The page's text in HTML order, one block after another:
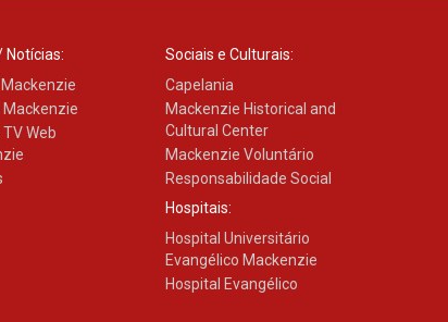
Notícias:
Mackenzie
TV Web
Sociais e Culturais:
Capelania
Mackenzie Historical and
Cultural Center
Mackenzie Voluntário
Responsabilidade Social
Hospitais:
Hospital Universitário
Evangélico Mackenzie
Hospital Evangélico